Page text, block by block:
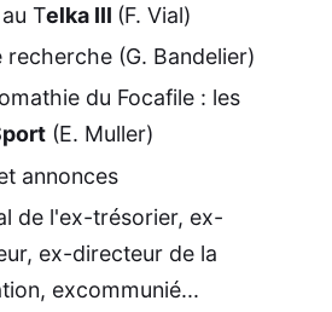
Telka III (F. Vial)
recherche (G. Bandelier)
du Focafile : les
(E. Muller)
annonces
de l'ex-trésorier, ex-
ex-directeur de la
excommunié...